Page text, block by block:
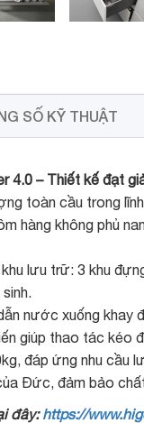
SỐ KỸ THUẬT
4.0 – Thiết kế đạt
toàn cầu trong
hàng không phủ
lưu trữ: 3 khu
nước xuống khay
giúp thao tác kéo
đáp ứng nhu cầu
Đức, đảm bảo
đây:https://